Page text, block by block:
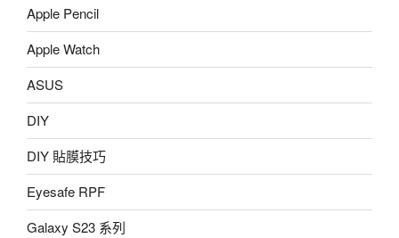
Apple Pencil
Apple Watch
ASUS
DIY
DIY 貼膜技巧
Eyesafe RPF
Galaxy S23 系列